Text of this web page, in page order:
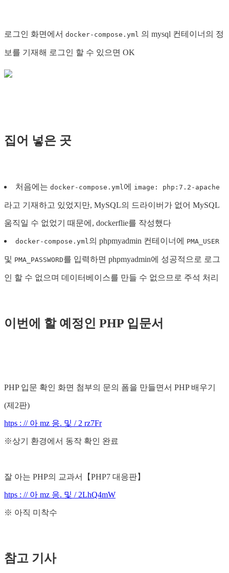
로그인 화면에서 docker-compose.yml 의 mysql 컨테이너의 정
보를 기재해 로그인 할 수 있으면 OK
집어 넣은 곳
처음에는 docker-compose.yml 에 image: php:7.2-apache
라고 기재하고 있었지만, MySQL의 드라이버가 없어 MySQL
움직일 수 없었기 때문에, dockerflie를 작성했다
docker-compose.yml 의 phpmyadmin 컨테이너에 PMA_USER
및 PMA_PASSWORD를 입력하면 phpmyadmin에 성공적으로 로그
인 할 수 없으며 데이터베이스를 만들 수 없으므로 주석 처리
이번에 할 예정인 PHP 입문서
PHP 입문 확인 화면 첨부의 문의 폼을 만들면서 PHP 배우기
(제2판)
htps : // 아 mz 응. 및 / 2 rz7Fr
※상기 환경에서 동작 확인 완료
잘 아는 PHP의 교과서【PHP7 대응판】
htps : // 아 mz 응. 및 / 2LhQ4mW
※ 아직 미착수
참고 기사